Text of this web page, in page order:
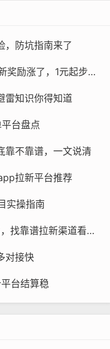
，防坑指南来了
赏帮赚和趣闲赚哪个好？趣闲赚拉新奖励涨了，1元起步更划算
雷知识你得知道
台盘点
靠不靠谱，一文说清
拉新平台推荐
实操指南
2025年地推十大推广app平台排名，找靠谱拉新渠道看这篇
对接快
台结算稳